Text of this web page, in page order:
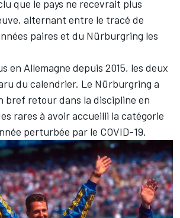
que le pays ne recevrait plus
alternant entre le tracé de
paires et du Nürburgring les
en Allemagne depuis 2015, les deux
du calendrier. Le Nürburgring a
bref retour dans la discipline en
rares à avoir accueilli la catégorie
perturbée par le COVID-19.